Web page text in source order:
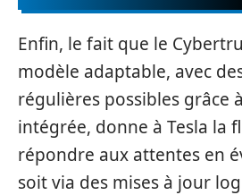
Enfin, le fait que le
modèle adaptable, avec
régulières possibles grâce
intégrée, donne à Tesla la
répondre aux attentes en
soit via des mises à jour